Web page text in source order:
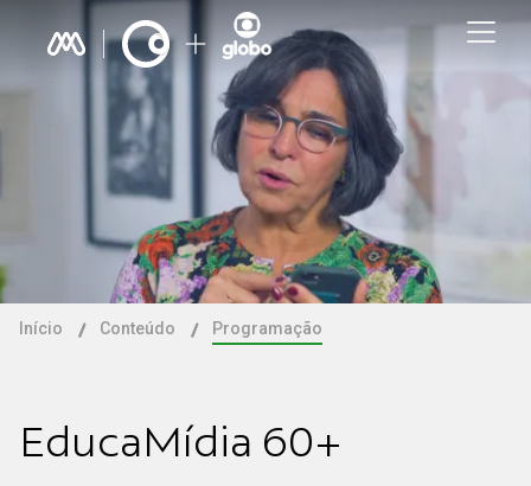
Início Conteúdo Programação
EducaMídia 60+